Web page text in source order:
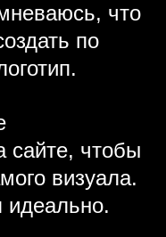
что
по
сайте, чтобы
визуала.
идеально.